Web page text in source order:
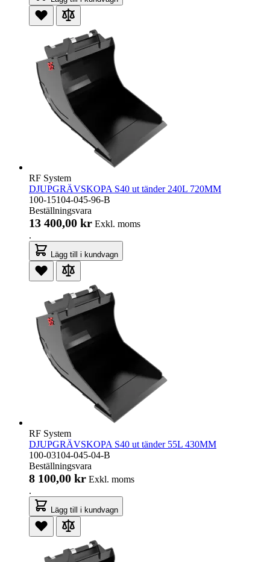
RF System
DJUPGRÄVSKOPA S40 ut tänder 240L 720MM
100-15104-045-96-B
Beställningsvara
13 400,00 kr Exkl. moms
.
Lägg till i kundvagn
RF System
DJUPGRÄVSKOPA S40 ut tänder 55L 430MM
100-03104-045-04-B
Beställningsvara
8 100,00 kr Exkl. moms
.
Lägg till i kundvagn